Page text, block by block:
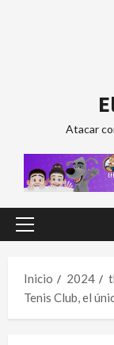
Atacar
Menú
Inicio
2024
Tenis Club, el